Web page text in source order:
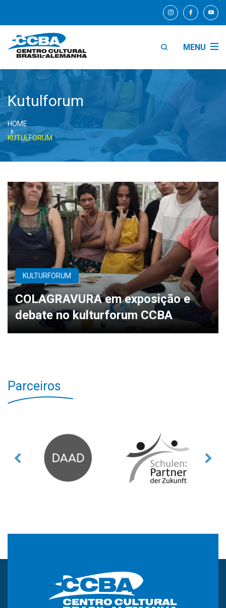
MENU
Kutulforum
HOME
KUTULFORUM
KULTURFORUM
COLAGRAVURA em exposição e
debate no kulturforum CCBA
Parceiros